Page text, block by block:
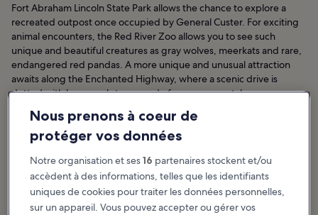
Fort Abraham Lincoln State Park allows the chance to explore a
recreated outpost once occupied by General Custer. For exciting
animal encounters, the Red River Zoo allows you to see such
unique and beautiful creatures as gray wolves, meerkats and rare,
endangered red pandas. A more unique and unusual attraction
awaits along the Enchanted Highway, where a scenic drive is
dotted with huge sculptures made from scrap metal.
Dakota du Nord : hôtels
North Dakota : quelles sont les activités
incontournables ?
Articles à la une et divertissement
Nous prenons à coeur de
protéger vos données
Notre organisation et ses16 partenaires stockent et/ou
accèdent à des informations, telles que les identifiants
uniques de cookies pour traiter les données personnelles,
sur un appareil. Vous pouvez accepter ou gérer vos